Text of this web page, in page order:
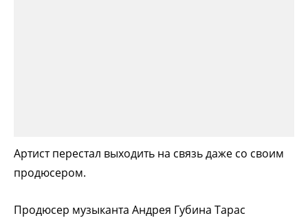
Артист перестал выходить на связь даже со своим
продюсером.
Продюсер музыканта Андрея Губина Тарас